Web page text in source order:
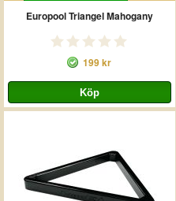
Europool Triangel Mahogany
199 kr